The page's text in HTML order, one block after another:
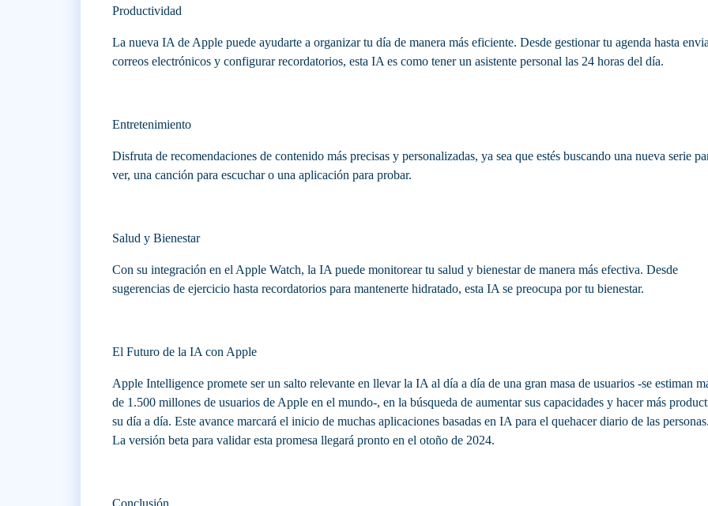
Productividad
La nueva IA de Apple puede ayudarte a organizar tu día de manera más eficiente. Desde gestionar tu agenda hasta
correos electrónicos y configurar recordatorios, esta IA es como tener un asistente personal las 24 horas del día.
Entretenimiento
Disfruta de recomendaciones de contenido más precisas y personalizadas, ya sea que estés buscando una nueva serie
ver, una canción para escuchar o una aplicación para probar.
Salud y Bienestar
Con su integración en el Apple Watch, la IA puede monitorear tu salud y bienestar de manera más efectiva. Desde
sugerencias de ejercicio hasta recordatorios para mantenerte hidratado, esta IA se preocupa por tu bienestar.
El Futuro de la IA con Apple
Apple Intelligence promete ser un salto relevante en llevar la IA al día a día de una gran masa de usuarios -se estiman
de 1.500 millones de usuarios de Apple en el mundo-, en la búsqueda de aumentar sus capacidades y hacer más
su día a día. Este avance marcará el inicio de muchas aplicaciones basadas en IA para el quehacer diario de las
La versión beta para validar esta promesa llegará pronto en el otoño de 2024.
Conclusión